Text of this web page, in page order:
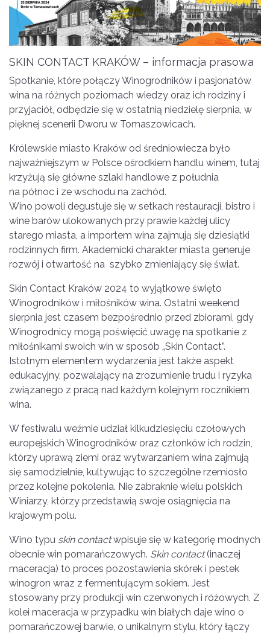
SKIN CONTACT KRAKÓW – informacja prasowa
Spotkanie, które połączy Winogrodników i pasjonatów
wina na różnych poziomach wiedzy oraz ich rodziny i
przyjaciół, odbędzie się w ostatnią niedzielę sierpnia, w
pięknej scenerii Dworu w Tomaszowicach.
Królewskie miasto Kraków od średniowiecza było
najważniejszym w Polsce ośrodkiem handlu winem, tutaj
krzyżują się główne szlaki handlowe z południa
na północ i ze wschodu na zachód.
Wino powoli degustuje się w setkach restauracji, bistro i
wine barów ulokowanych przy prawie każdej ulicy
starego miasta, a importem wina zajmują się dziesiątki
rodzinnych firm. Akademicki charakter miasta generuje
rozwój i otwartość na szybko zmieniający się świat.
Skin Contact Kraków 2024 to wyjątkowe święto
Winogrodników i miłośników wina. Ostatni weekend
sierpnia jest czasem bezpośrednio przed zbiorami, gdy
Winogrodnicy mogą poświęcić uwagę na spotkanie z
miłośnikami swoich win w sposób „Skin Contact”.
Istotnym elementem wydarzenia jest także aspekt
edukacyjny, pozwalający na zrozumienie trudu i ryzyka
związanego z pracą nad każdym kolejnym rocznikiem
wina.
W festiwalu weźmie udział kilkudziesięciu czołowych
europejskich Winogrodników oraz członków ich rodzin,
którzy uprawą ziemi oraz wytwarzaniem wina zajmują
się samodzielnie, kultywując to szczególne rzemiosło
przez kolejne pokolenia. Nie zabraknie wielu polskich
Winiarzy, którzy przedstawią swoje osiągnięcia na
krajowym polu.
Wino typu skin contactwpisuje się w kategorię modnych
obecnie win pomarańczowych. Skin contact(inaczej
maceracja) to proces pozostawienia skórek i pestek
winogron wraz z fermentującym sokiem. Jest
stosowany przy produkcji win czerwonych i różowych. Z
kolei maceracja w przypadku win białych daje wino o
pomarańczowej barwie, o unikalnym stylu, który łączy